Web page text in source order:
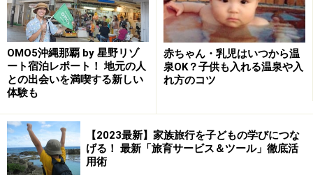
大きな窓ガラスの向こうには多摩川の渓谷が。天気の良い
日はテラス席も人気。
高い吹き抜け、木のぬくもりを感じる広々とした店内
は、つい長居をしてしまいたくなる居心地の良さ。その
大きなガラス窓の外には多摩川沿いの木々を眺められる
歩5分とアクセスしやすいのも魅力です。車なら青梅街
道沿いのパーキングに駐車して、数馬峡橋を渡れば右手
に瓦屋根の建物が見えてきます。緑の大きなのれんが目
OMO5沖縄那覇 by 星野リゾ
ート宿泊レポート！ 地元の人
との出会いを満喫する新しい
体験も
赤ちゃん・乳児はいつから温
泉OK？子供も入れる温泉や入
れ方のコツ
【2023最新】家族旅行を子どもの学びにつな
げる！ 最新「旅育サービス＆ツール」徹底活
用術